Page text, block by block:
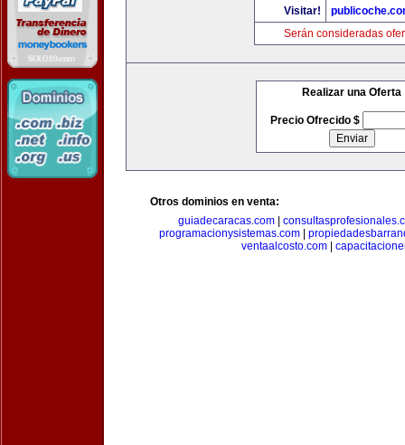
Visitar!
Serán consideradas
Realizar una Oferta
Precio Ofrecido $
Otros dominios en venta:
guiadecaracas.com
programacionysistemas.com|
ventaalcosto.com|